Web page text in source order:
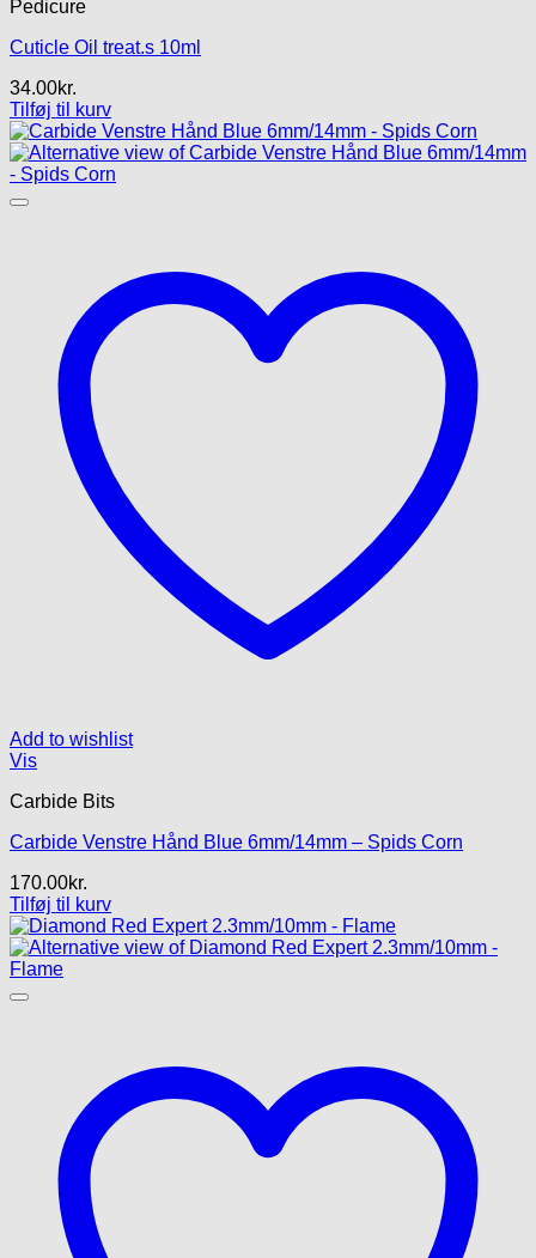
Pedicure
Cuticle Oil treat.s 10ml
34.00kr.
Tilføj til kurv
Add to wishlist
Vis
Carbide Bits
Carbide Venstre Hånd Blue 6mm/14mm – Spids Corn
170.00kr.
Tilføj til kurv